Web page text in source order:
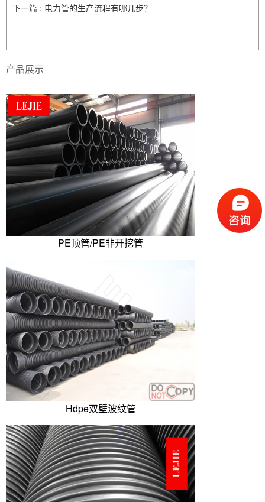
下一篇 : 电力管的生产流程有哪几步？
产品展示
PE顶管/PE非开挖管
Hdpe双壁波纹管